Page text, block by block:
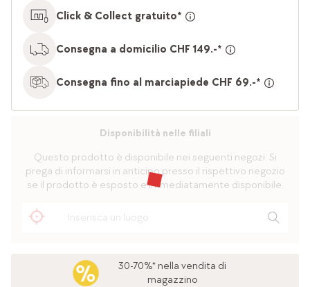
Click & Collect gratuito*
Consegna a domicilio CHF 149.-*
Consegna fino al marciapiede CHF 69.-*
Disponibilità nelle filiali
Questo prodotto è disponibile nei seguenti negozi. Si
prega di informarsi in anticipo presso il rispettivo negozio
se il prodotto è esposto e immediatamente disponibile.
30-70%* nella vendita di
magazzino